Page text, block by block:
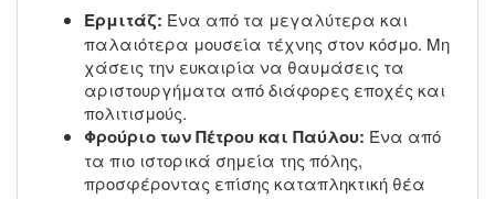
Ερμιτάζ: Ένα από τα μεγαλύτερα και
παλαιότερα μουσεία τέχνης στον κόσμο. Μη
χάσεις την ευκαιρία να θαυμάσεις τα
αριστουργήματα από διάφορες εποχές και
πολιτισμούς.
Φρούριο των Πέτρου και Παύλου: Ένα από
τα πιο ιστορικά σημεία της πόλης,
προσφέροντας επίσης καταπληκτική θέα